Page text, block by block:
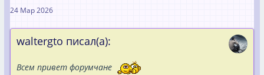
24 Мар 2026
waltergto писал(а):
Всем привет форумчане